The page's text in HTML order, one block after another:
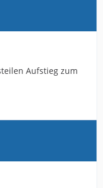
Aufstieg zum